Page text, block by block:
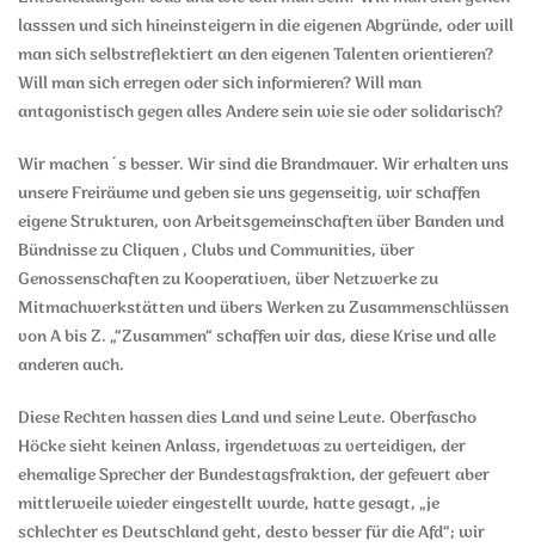
lasssen und sich hineinsteigern in die eigenen Abgründe, oder will
man sich selbstreflektiert an den eigenen Talenten orientieren?
Will man sich erregen oder sich informieren? Will man
antagonistisch gegen alles Andere sein wie sie oder solidarisch?
Wir machen´s besser. Wir sind die Brandmauer. Wir erhalten uns
unsere Freiräume und geben sie uns gegenseitig, wir schaffen
eigene Strukturen, von Arbeitsgemeinschaften über Banden und
Bündnisse zu Cliquen , Clubs und Communities, über
Genossenschaften zu Kooperativen, über Netzwerke zu
Mitmachwerkstätten und übers Werken zu Zusammenschlüssen
von A bis Z. „“Zusammen“ schaffen wir das, diese Krise und alle
anderen auch.
Diese Rechten hassen dies Land und seine Leute. Oberfascho
Höcke sieht keinen Anlass, irgendetwas zu verteidigen, der
ehemalige Sprecher der Bundestagsfraktion, der gefeuert aber
mittlerweile wieder eingestellt wurde, hatte gesagt, „je
schlechter es Deutschland geht, desto besser für die Afd“; wir